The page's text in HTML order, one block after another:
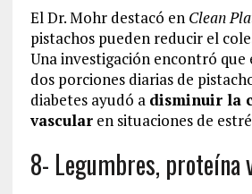
El Dr. Mohr destacó en Clean
pistachos pueden reducir el
Una investigación encontró que
dos porciones diarias de
diabetes ayudó a disminuir la
vascularen situaciones de
8- Legumbres, proteína